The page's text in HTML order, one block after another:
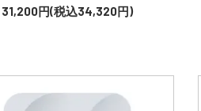
31,200円(税込34,320円)